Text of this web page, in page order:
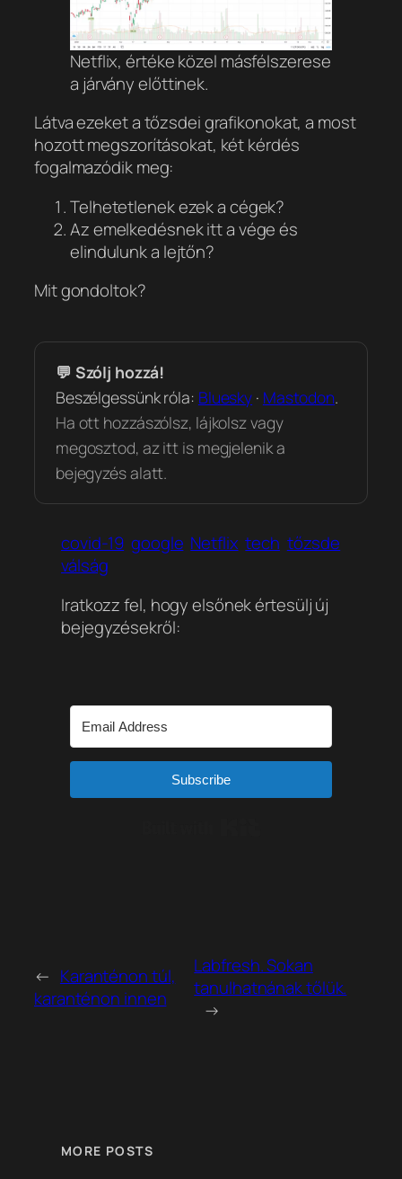
Netflix, értéke közel másfélszerese
a járvány előttinek.
Látva ezeket a tőzsdei grafikonokat, a most
hozott megszorításokat, két kérdés
fogalmazódik meg:
Telhetetlenek ezek a cégek?
Az emelkedésnek itt a vége és
elindulunk a lejtőn?
Mit gondoltok?
💬 Szólj hozzá!
Beszélgessünk róla: Bluesky · Mastodon.
Ha ott hozzászólsz, lájkolsz vagy
megosztod, az itt is megjelenik a
bejegyzés alatt.
covid-19 google Netflix tech tőzsde
válság
Iratkozz fel, hogy elsőnek értesülj új
bejegyzésekről:
Subscribe
← Karanténon túl,
karanténon innen
Labfresh. Sokan
tanulhatnának tőlük.
→
MORE POSTS